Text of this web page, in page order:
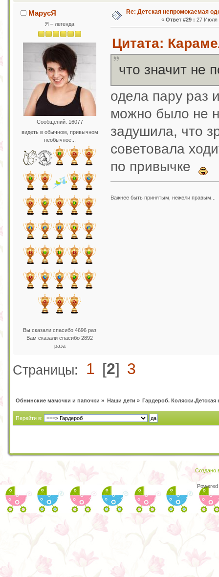
МарусЯ
Я – легенда
Сообщений: 16077
видеть в обычном, привычном
необычное...
Вы сказали спасибо 4696 раз
Вам сказали спасибо 2892
раза
Re: Детская непромокаемая
« Ответ #29 : 27 Июля
Цитата:
что значит не
одела пару раз
можно было не
задушила, что
советовала
по привычке
Важнее быть принятым, нежели правым...
Страницы: 1 [2] 3
Обнинские мамочки и папочки » Наши дети » Гардероб. Коляски.Детская
Перейти в:
Создано